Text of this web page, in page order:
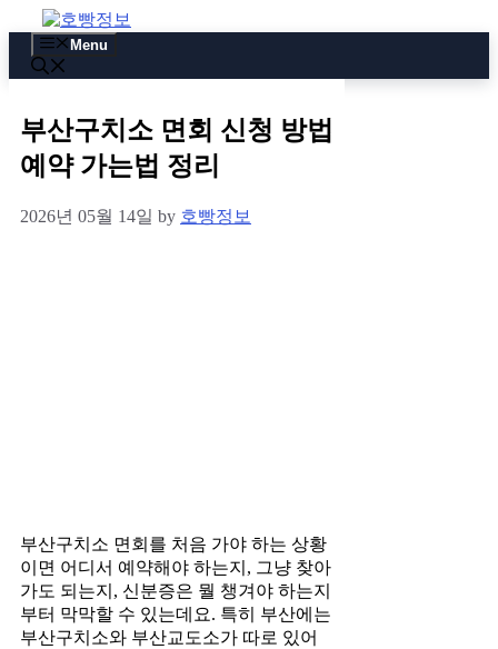
to
content
Menu
부산구치소 면회 신청 방법
예약 가는법 정리
2026년 05월 14일 by 호빵정보
부산구치소 면회를 처음 가야 하는 상황
이면 어디서 예약해야 하는지, 그냥 찾아
가도 되는지, 신분증은 뭘 챙겨야 하는지
부터 막막할 수 있는데요. 특히 부산에는
부산구치소와 부산교도소가 따로 있어